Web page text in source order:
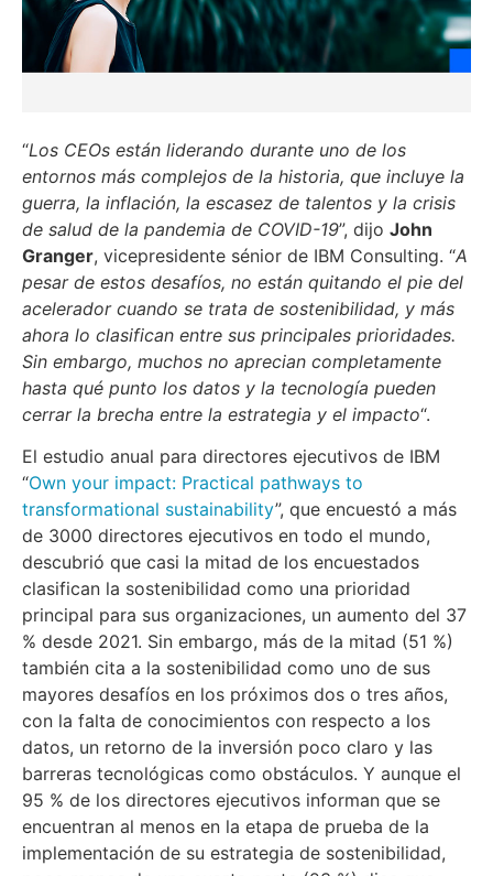
“Los CEOs están liderando durante uno de los
entornos más complejos de la historia, que incluye la
guerra, la inflación, la escasez de talentos y la crisis
de salud de la pandemia de COVID-19”, dijo John
Granger, vicepresidente sénior de IBM Consulting. “A
pesar de estos desafíos, no están quitando el pie del
acelerador cuando se trata de sostenibilidad, y más
ahora lo clasifican entre sus principales prioridades.
Sin embargo, muchos no aprecian completamente
hasta qué punto los datos y la tecnología pueden
cerrar la brecha entre la estrategia y el impacto“.
El estudio anual para directores ejecutivos de IBM
“Own your impact: Practical pathways to
transformational sustainability”, que encuestó a más
de 3000 directores ejecutivos en todo el mundo,
descubrió que casi la mitad de los encuestados
clasifican la sostenibilidad como una prioridad
principal para sus organizaciones, un aumento del 37
% desde 2021. Sin embargo, más de la mitad (51 %)
también cita a la sostenibilidad como uno de sus
mayores desafíos en los próximos dos o tres años,
con la falta de conocimientos con respecto a los
datos, un retorno de la inversión poco claro y las
barreras tecnológicas como obstáculos. Y aunque el
95 % de los directores ejecutivos informan que se
encuentran al menos en la etapa de prueba de la
implementación de su estrategia de sostenibilidad,